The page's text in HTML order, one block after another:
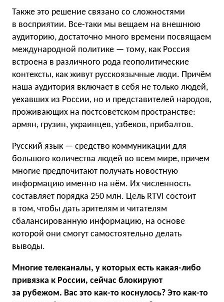
Также это решение связано со сложностями
в восприятии. Все-таки мы вещаем на внешнюю
аудиторию, достаточно много времени посвящаем
международной политике — тому, как Россия
встроена в различного рода геополитические
контексты, как живут русскоязычные люди. Причём
наша аудитория включает в себя не только людей,
уехавших из России, но и представителей народов,
проживающих на постсоветском пространстве:
армян, грузин, украинцев, узбеков, прибалтов.
Русский язык — средство коммуникации для
большого количества людей во всем мире, причем
многие предпочитают получать новостную
информацию именно на нём. Их численность
составляет порядка 250 млн. Цель RTVI состоит
в том, чтобы дать зрителям и читателям
сбалансированную информацию, на основе
которой они смогут самостоятельно делать
выводы.
Многие телеканалы, у которых есть какая-либо
привязка к России, сейчас блокируют
за рубежом. Вас это как-то коснулось? Это как-то